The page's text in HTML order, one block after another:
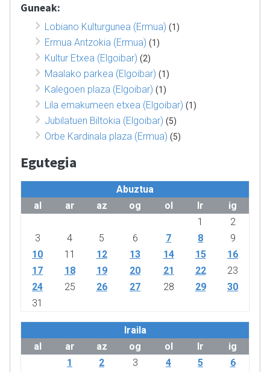
Guneak:
Lobiano Kulturgunea (Ermua) (1)
Ermua Antzokia (Ermua) (1)
Kultur Etxea (Elgoibar) (2)
Maalako parkea (Elgoibar) (1)
Kalegoen plaza (Elgoibar) (1)
Lila emakumeen etxea (Elgoibar) (1)
Jubilatuen Biltokia (Elgoibar) (5)
Orbe Kardinala plaza (Ermua) (5)
Egutegia
Abuztua
al
ar az og ol lr
ig
1
2
3
4 5 6 7 8
9
10
11 12 13 14 15
16
17
18 19 20 21 22
23
24
25 26 27 28 29
30
31
Iraila
al
ar az og ol lr
ig
1
2 3 4 5
6